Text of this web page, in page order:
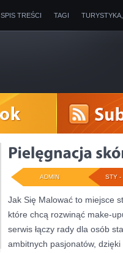
SPIS TREŚCI TAGI
STY -
ADMIN
Jak Się Malować to miejsce
które chcą rozwinąć make-
serwis łączy rady dla osób
ambitnych pasjonatów,